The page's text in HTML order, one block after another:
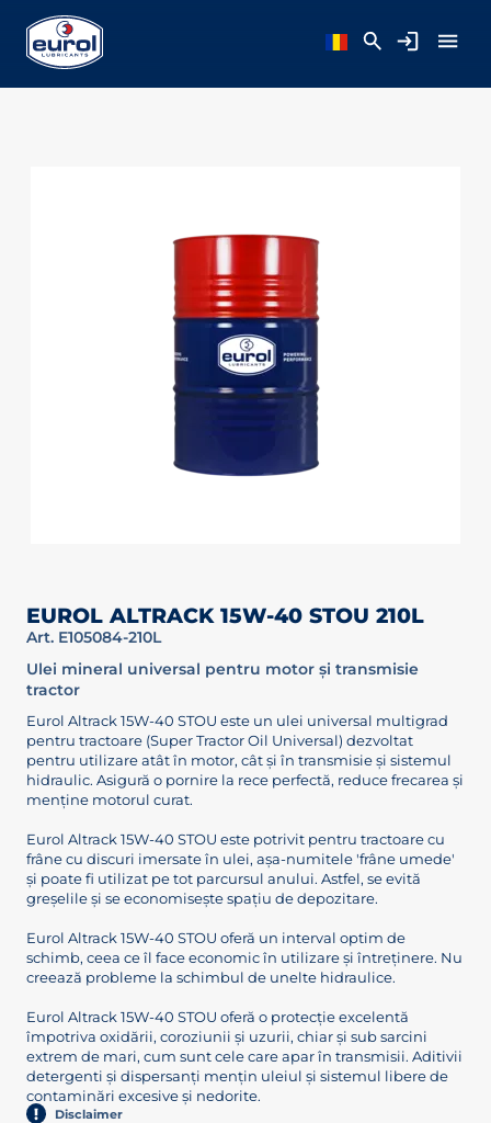
EUROL ALTRACK 15W-40 STOU 210L
Art. E105084-210L
Ulei mineral universal pentru motor și transmisie
tractor
Eurol Altrack 15W-40 STOU este un ulei universal multigrad
pentru tractoare (Super Tractor Oil Universal) dezvoltat
pentru utilizare atât în motor, cât și în transmisie și sistemul
hidraulic. Asigură o pornire la rece perfectă, reduce frecarea și
menține motorul curat.
Eurol Altrack 15W-40 STOU este potrivit pentru tractoare cu
frâne cu discuri imersate în ulei, așa-numitele 'frâne umede'
și poate fi utilizat pe tot parcursul anului. Astfel, se evită
greșelile și se economisește spațiu de depozitare.
Eurol Altrack 15W-40 STOU oferă un interval optim de
schimb, ceea ce îl face economic în utilizare și întreținere. Nu
creează probleme la schimbul de unelte hidraulice.
Eurol Altrack 15W-40 STOU oferă o protecție excelentă
împotriva oxidării, coroziunii și uzurii, chiar și sub sarcini
extrem de mari, cum sunt cele care apar în transmisii. Aditivii
detergenti și dispersanți mențin uleiul și sistemul libere de
contaminări excesive și nedorite.
Disclaimer